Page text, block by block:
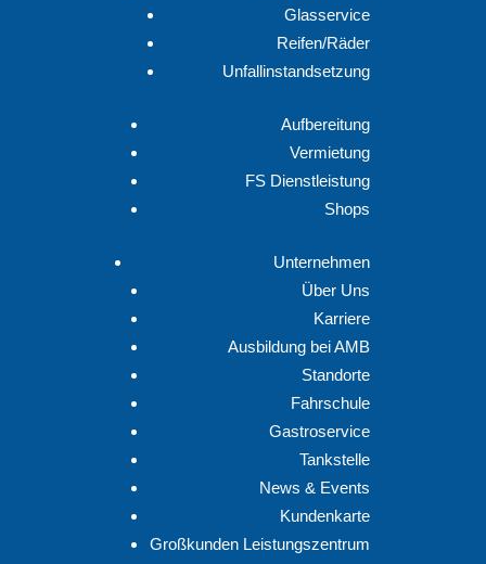
Glasservice
Reifen/Räder
Unfallinstandsetzung
Aufbereitung
Vermietung
FS Dienstleistung
Shops
Unternehmen
Über Uns
Karriere
Ausbildung bei AMB
Standorte
Fahrschule
Gastroservice
Tankstelle
News & Events
Kundenkarte
Großkunden Leistungszentrum